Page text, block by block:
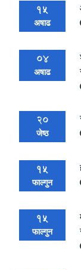
15
अषाढ
04
अषाढ
20
जेष्ठ
15
फाल्गुन
15
फाल्गुन